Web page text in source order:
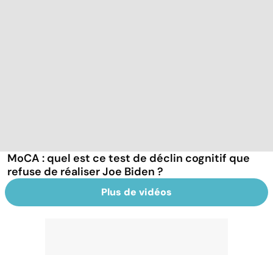
MoCA : quel est ce test de déclin cognitif que
refuse de réaliser Joe Biden ?
Plus de vidéos